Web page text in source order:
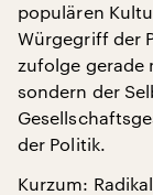
populären
Würgegriff der
zufolge gerade
sondern der
der Politik.
Kurzum: